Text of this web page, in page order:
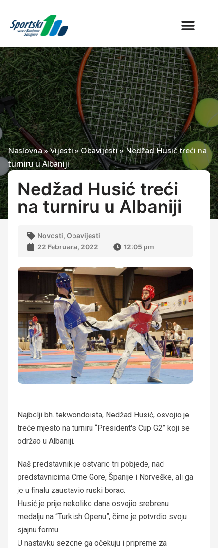
Naslovna»Vijesti»Obavijesti»Nedžad Husić treći na
turniru u Albaniji
Nedžad Husić treći
na turniru u Albaniji
Novosti, Obavijesti
22 Februara, 2022
12:05 pm
Najbolji bh. tekwondoista, Nedžad Husić, osvojio je
treće mjesto na turniru “President's Cup G2” koji se
održao u Albaniji.
Naš predstavnik je ostvario tri pobjede, nad
predstavnicima Crne Gore, Španije i Norveške, ali ga
je u finalu zaustavio ruski borac.
Husić je prije nekoliko dana osvojio srebrenu
medalju na “Turkish Openu”, čime je potvrdio svoju
sjajnu formu.
U nastavku sezone ga očekuju i pripreme za